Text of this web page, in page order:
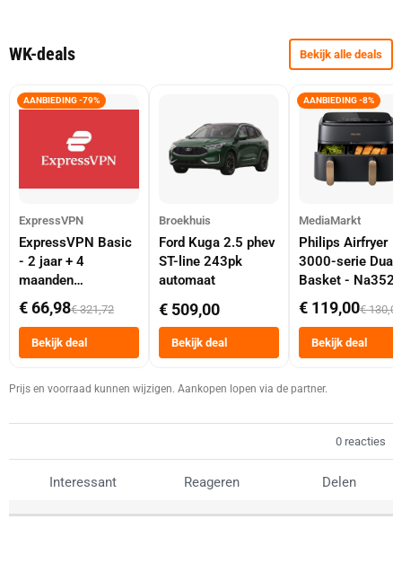
WK-deals Bekijk alle deals
AANBIEDING -79%
ExpressVPN
ExpressVPN Basic
- 2 jaar + 4
maanden
abonnement
€ 66,98€ 321,72
Bekijk deal
Broekhuis
Ford Kuga 2.5 phev
ST-line 243pk
automaat
€ 509,00
Bekijk deal
AANBIEDING -8%
MediaMarkt
Philips Airfryer
3000-serie Dual
Basket -
Dubbele Mand 9
Tot 6 Personen
Heteluchtfriteuse
Zwart
€ 119,00€ 130,00
Bekijk deal
Prijs en voorraad kunnen wijzigen. Aankopen lopen via de partner.
0 reacties
Interessant Reageren Delen